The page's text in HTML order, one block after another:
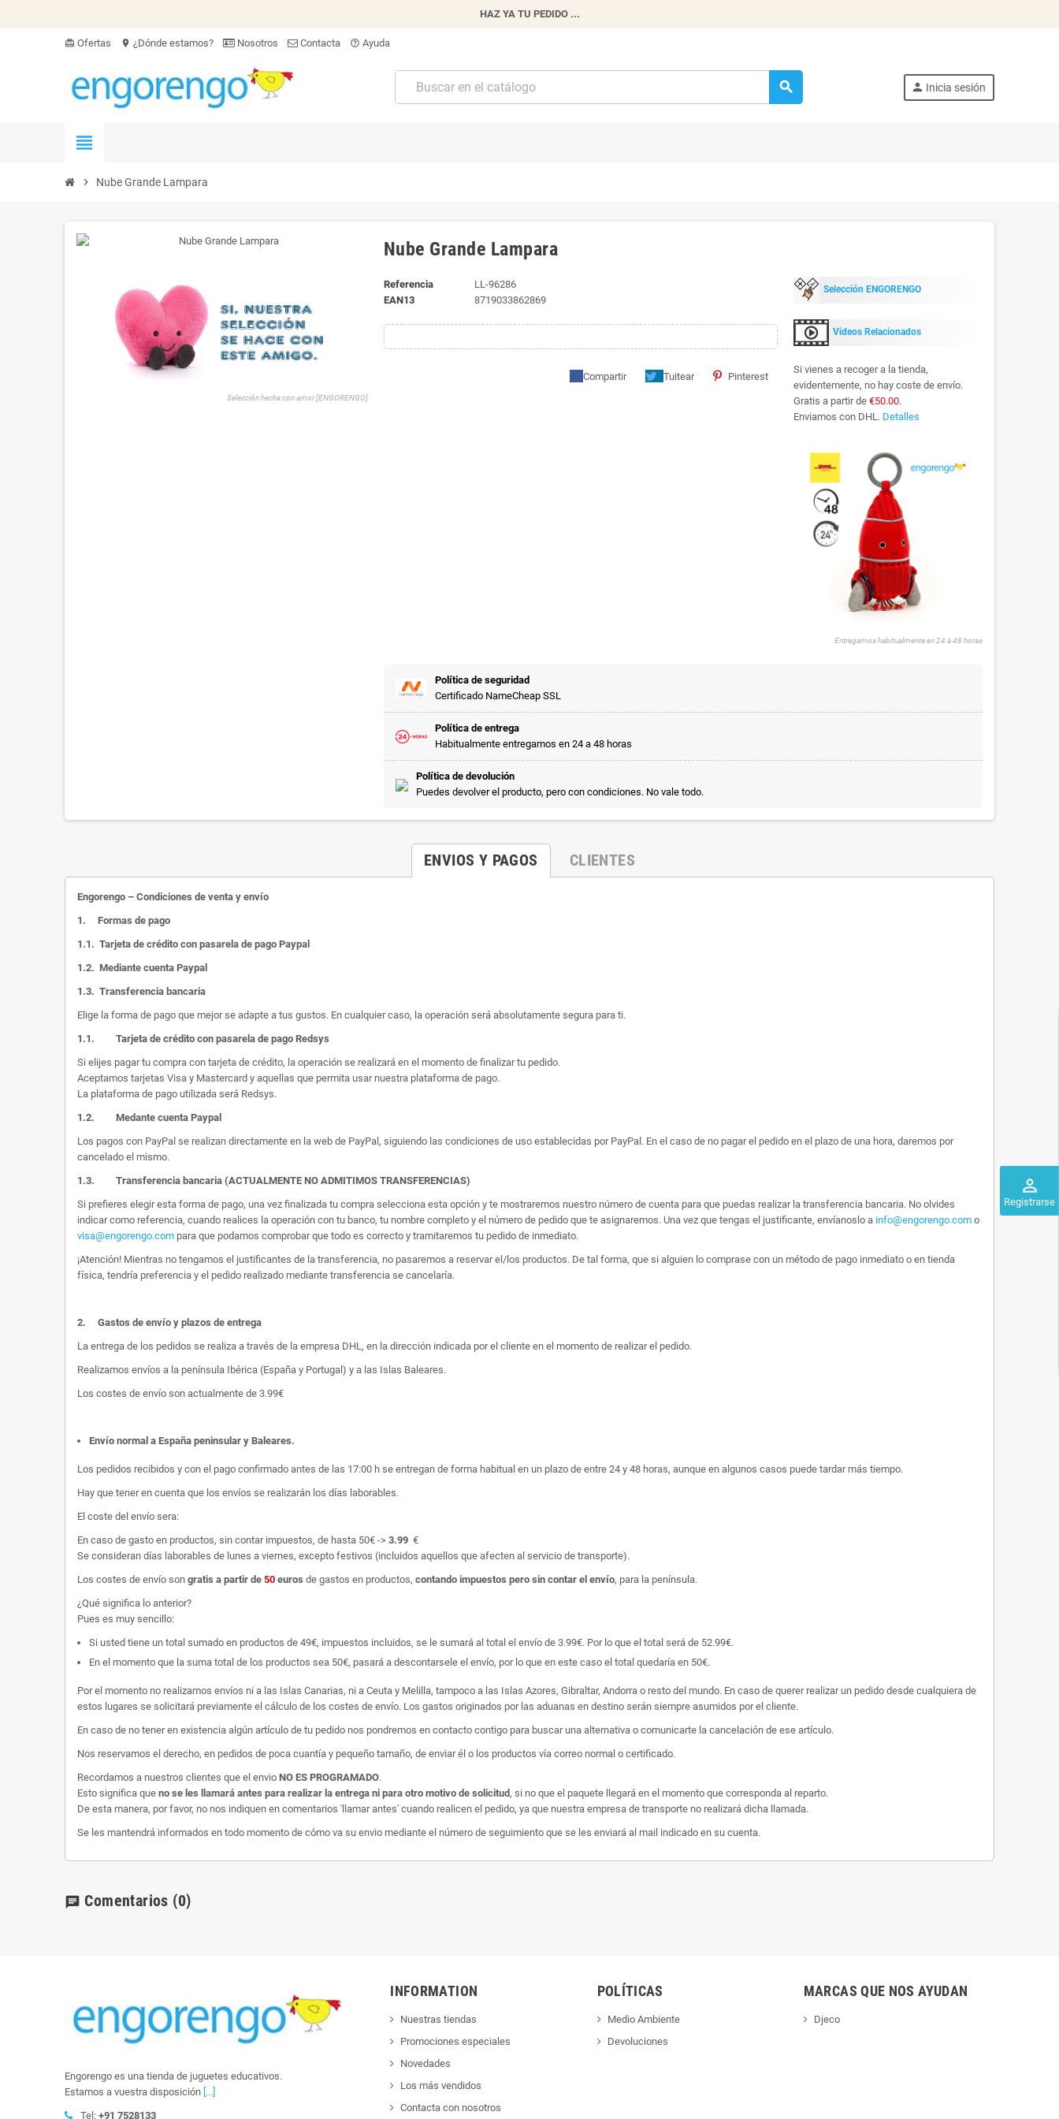
HAZ YA TU PEDIDO ...
card_giftcard Ofertas location_on ¿Dónde estamos? Nosotros Contacta help_outline Ayuda
search person Inicia sesión
perm_identity
Registrarse
view_headline
chevron_right Nube Grande Lampara
Selección hecha con amor [ENGORENGO]
Nube Grande Lampara
Referencia
LL-96286
EAN13
8719033862869
Compartir Tuitear Pinterest
Selección ENGORENGO
Videos Relacionados
Si vienes a recoger a la tienda,
evidentemente, no hay coste de envío.
Gratis a partir de €50.00.
Enviamos con DHL. Detalles
Entregamos habitualmente en 24 a 48 horas
Política de seguridad
Certificado NameCheap SSL
Política de entrega
Habitualmente entregamos en 24 a 48 horas
Política de devolución
Puedes devolver el producto, pero con condiciones. No vale todo.
ENVIOS Y PAGOS CLIENTES
Engorengo – Condiciones de venta y envío
1. Formas de pago
1.1. Tarjeta de crédito con pasarela de pago Paypal
1.2. Mediante cuenta Paypal
1.3. Transferencia bancaria
Elige la forma de pago que mejor se adapte a tus gustos. En cualquier caso, la operación será absolutamente segura para ti.
1.1. Tarjeta de crédito con pasarela de pago Redsys
Si elijes pagar tu compra con tarjeta de crédito, la operación se realizará en el momento de finalizar tu pedido.
Aceptamos tarjetas Visa y Mastercard y aquellas que permita usar nuestra plataforma de pago.
La plataforma de pago utilizada será Redsys.
1.2. Medante cuenta Paypal
Los pagos con PayPal se realizan directamente en la web de PayPal, siguiendo las condiciones de uso establecidas por PayPal. En el caso de no pagar el pedido en el plazo de una hora, daremos por
cancelado el mismo.
1.3. Transferencia bancaria (ACTUALMENTE NO ADMITIMOS TRANSFERENCIAS)
Si prefieres elegir esta forma de pago, una vez finalizada tu compra selecciona esta opción y te mostraremos nuestro número de cuenta para que puedas realizar la transferencia bancaria. No olvides
indicar como referencia, cuando realices la operación con tu banco, tu nombre completo y el número de pedido que te asignaremos. Una vez que tengas el justificante, envíanoslo a info@engorengo.com o
visa@engorengo.com para que podamos comprobar que todo es correcto y tramitaremos tu pedido de inmediato.
¡Atención! Mientras no tengamos el justificantes de la transferencia, no pasaremos a reservar el/los productos. De tal forma, que si alguien lo comprase con un método de pago inmediato o en tienda
física, tendría preferencia y el pedido realizado mediante transferencia se cancelaría.
2. Gastos de envío y plazos de entrega
La entrega de los pedidos se realiza a través de la empresa DHL, en la dirección indicada por el cliente en el momento de realizar el pedido.
Realizamos envíos a la península Ibérica (España y Portugal) y a las Islas Baleares.
Los costes de envío son actualmente de 3.99€
Envío normal a España peninsular y Baleares.
Los pedidos recibidos y con el pago confirmado antes de las 17:00 h se entregan de forma habitual en un plazo de entre 24 y 48 horas, aunque en algunos casos puede tardar más tiempo.
Hay que tener en cuenta que los envíos se realizarán los días laborables.
El coste del envío sera:
En caso de gasto en productos, sin contar impuestos, de hasta 50€ -> 3.99 €
Se consideran días laborables de lunes a viernes, excepto festivos (incluidos aquellos que afecten al servicio de transporte).
Los costes de envío son gratis a partir de 50 euros de gastos en productos, contando impuestos pero sin contar el envío, para la península.
¿Qué significa lo anterior?
Pues es muy sencillo:
Si usted tiene un total sumado en productos de 49€, impuestos incluidos, se le sumará al total el envío de 3.99€. Por lo que el total será de 52.99€.
En el momento que la suma total de los productos sea 50€, pasará a descontarsele el envío, por lo que en este caso el total quedaría en 50€.
Por el momento no realizamos envíos ni a las Islas Canarias, ni a Ceuta y Melilla, tampoco a las Islas Azores, Gibraltar, Andorra o resto del mundo. En caso de querer realizar un pedido desde cualquiera de
estos lugares se solicitará previamente el cálculo de los costes de envío. Los gastos originados por las aduanas en destino serán siempre asumidos por el cliente.
En caso de no tener en existencia algún artículo de tu pedido nos pondremos en contacto contigo para buscar una alternativa o comunicarte la cancelación de ese artículo.
Nos reservamos el derecho, en pedidos de poca cuantía y pequeño tamaño, de enviar él o los productos vía correo normal o certificado.
Recordamos a nuestros clientes que el envio NO ES PROGRAMADO.
Esto significa que no se les llamará antes para realizar la entrega ni para otro motivo de solicitud , si no que el paquete llegará en el momento que corresponda al reparto.
De esta manera, por favor, no nos indiquen en comentarios 'llamar antes' cuando realicen el pedido, ya que nuestra empresa de transporte no realizará dicha llamada.
Se les mantendrá informados en todo momento de cómo va su envio mediante el número de seguimiento que se les enviará al mail indicado en su cuenta.
chat Comentarios (0)
Engorengo es una tienda de juguetes educativos.
Estamos a vuestra disposición [...]
Tel: +91 7528133
INFORMATION
Nuestras tiendas
Promociones especiales
Novedades
Los más vendidos
Contacta con nosotros
POLÍTICAS
Medio Ambiente
Devoluciones
MARCAS QUE NOS AYUDAN
Djeco